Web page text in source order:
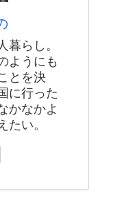
暮らし。
ようにも
とを決
に行った
かなかよ
たい。